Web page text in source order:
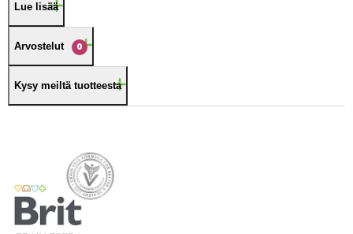
Lue lisää
Arvostelut 0
Kysy meiltä tuotteesta